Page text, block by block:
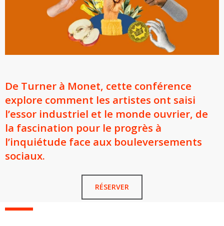
De Turner à Monet, cette conférence
explore comment les artistes ont saisi
l’essor industriel et le monde ouvrier, de
la fascination pour le progrès à
l’inquiétude face aux bouleversements
sociaux.
RÉSERVER